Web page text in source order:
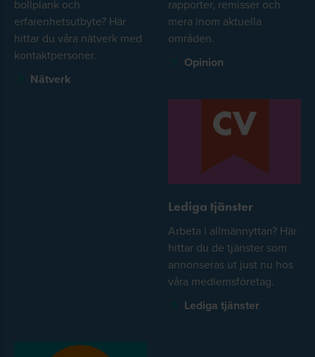
bollplank och
erfarenhetsutbyte? Här
hittar du våra nätverk med
kontaktpersoner.
Nätverk
rapporter, remisser och
mera inom aktuella
områden.
Opinion
Lediga tjänster
Arbeta i allmännyttan? Här
hittar du de tjänster som
annonseras ut just nu hos
våra medlemsföretag.
Lediga tjänster